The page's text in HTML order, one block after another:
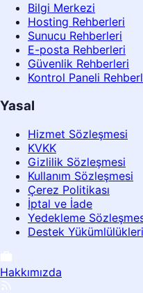
Bilgi Merkezi
Hosting Rehberleri
Sunucu Rehberleri
E-posta Rehberleri
Güvenlik Rehberleri
Kontrol Paneli
Yasal
Hizmet Sözleşmesi
KVKK
Gizlilik Sözleşmesi
Kullanım Sözleşmesi
Çerez Politikası
İptal ve İade
Yedekleme
Destek Yükümlülükleri
Hakkımızda